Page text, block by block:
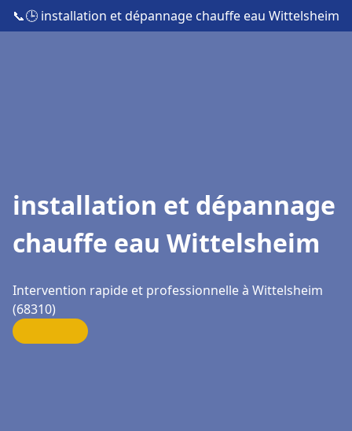
📞🕒 installation et dépannage chauffe eau Wittelsheim
installation et dépannage
chauffe eau Wittelsheim
Intervention rapide et professionnelle à Wittelsheim
(68310)